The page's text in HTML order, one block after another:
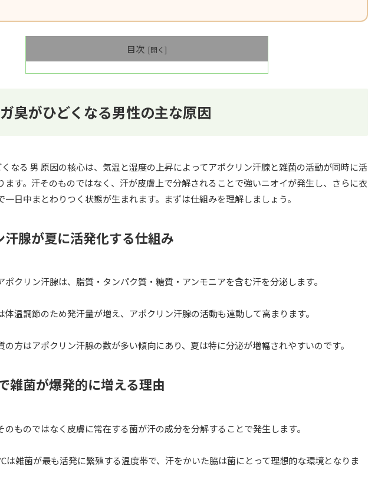
目次
臭がひどくなる男性の主な原因
なる 男 原因の核心は、気温と湿度の上昇によってアポクリン汗腺と雑菌の活動が同時に活
ます。汗そのものではなく、汗が皮膚上で分解されることで強いニオイが発生し、さらに衣
一日中まとわりつく状態が生まれます。まずは仕組みを理解しましょう。
汗腺が夏に活発化する仕組み
ポクリン汗腺は、脂質・タンパク質・糖質・アンモニアを含む汗を分泌します。
体温調節のため発汗量が増え、アポクリン汗腺の活動も連動して高まります。
の方はアポクリン汗腺の数が多い傾向にあり、夏は特に分泌が増幅されやすいのです。
菌が爆発的に増える理由
のものではなく皮膚に常在する菌が汗の成分を分解することで発生します。
雑菌が最も活発に繁殖する温度帯で、汗をかいた脇は菌にとって理想的な環境となりま